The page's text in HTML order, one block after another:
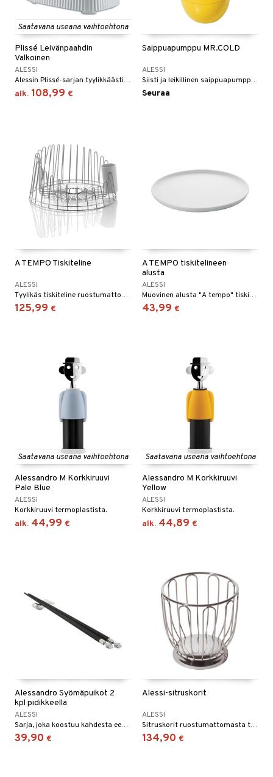
Saatavana useana vaihtoehtona
Plissé Leivänpaahdin
Valkoinen
ALESSI
Alessin Plissé-sarjan tyylikkäästi muotoiltu leivänpaahdin.
alk. 108,99 €
Saippuapumppu MR.COLD
ALESSI
Siisti ja leikillinen saippuapumppu muovista, saatavana kolmena eri värinä.
Seuraa
A TEMPO Tiskiteline
ALESSI
Tyylikäs tiskiteline ruostumattomasta teräksestä.
125,99 €
A TEMPO tiskitelineen
alusta
ALESSI
Muovinen alusta "A tempo" tiskitelineelle.
43,99 €
Saatavana useana vaihtoehtona
Alessandro M Korkkiruuvi
Pale Blue
ALESSI
Korkkiruuvi termoplastista.
alk. 44,99 €
Saatavana useana vaihtoehtona
Alessandro M Korkkiruuvi
Yellow
ALESSI
Korkkiruuvi termoplastista.
alk. 44,89 €
Alessandro Syömäpuikot 2
kpl pidikkeellä
ALESSI
Sarja, joka koostuu kahdesta eebenpuusta valmistetusta syömäpuikosta ja 18/10 ruostumattomasta teräksestä valmistetusta telineestä.
39,90 €
Alessi-sitruskorit
ALESSI
Sitruskorit ruostumattomasta teräksestä, valmistettu lankatyönä. Tuotannossa vuodesta 1952 lähtien, tästä kulhosta on tullut klassikko, todellinen "välttämätön" esine.
134,90 €